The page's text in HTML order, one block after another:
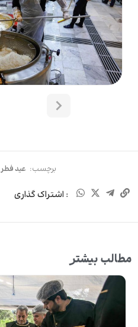
برچسب: عید فطر
: اشتراک گذاری
مطالب بیشتر